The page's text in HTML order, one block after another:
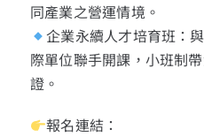
同產業之營運情境。
企業永續人才培育班：
際單位聯手開課，小班制
證。
報名連結：